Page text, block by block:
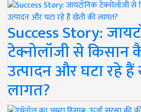
Success Story:
टेक्नोलॉजी से किसान
उत्पादन और घटा रहे
लागत?